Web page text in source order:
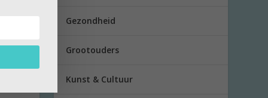
Gezondheid
Grootouders
Kunst & Cultuur